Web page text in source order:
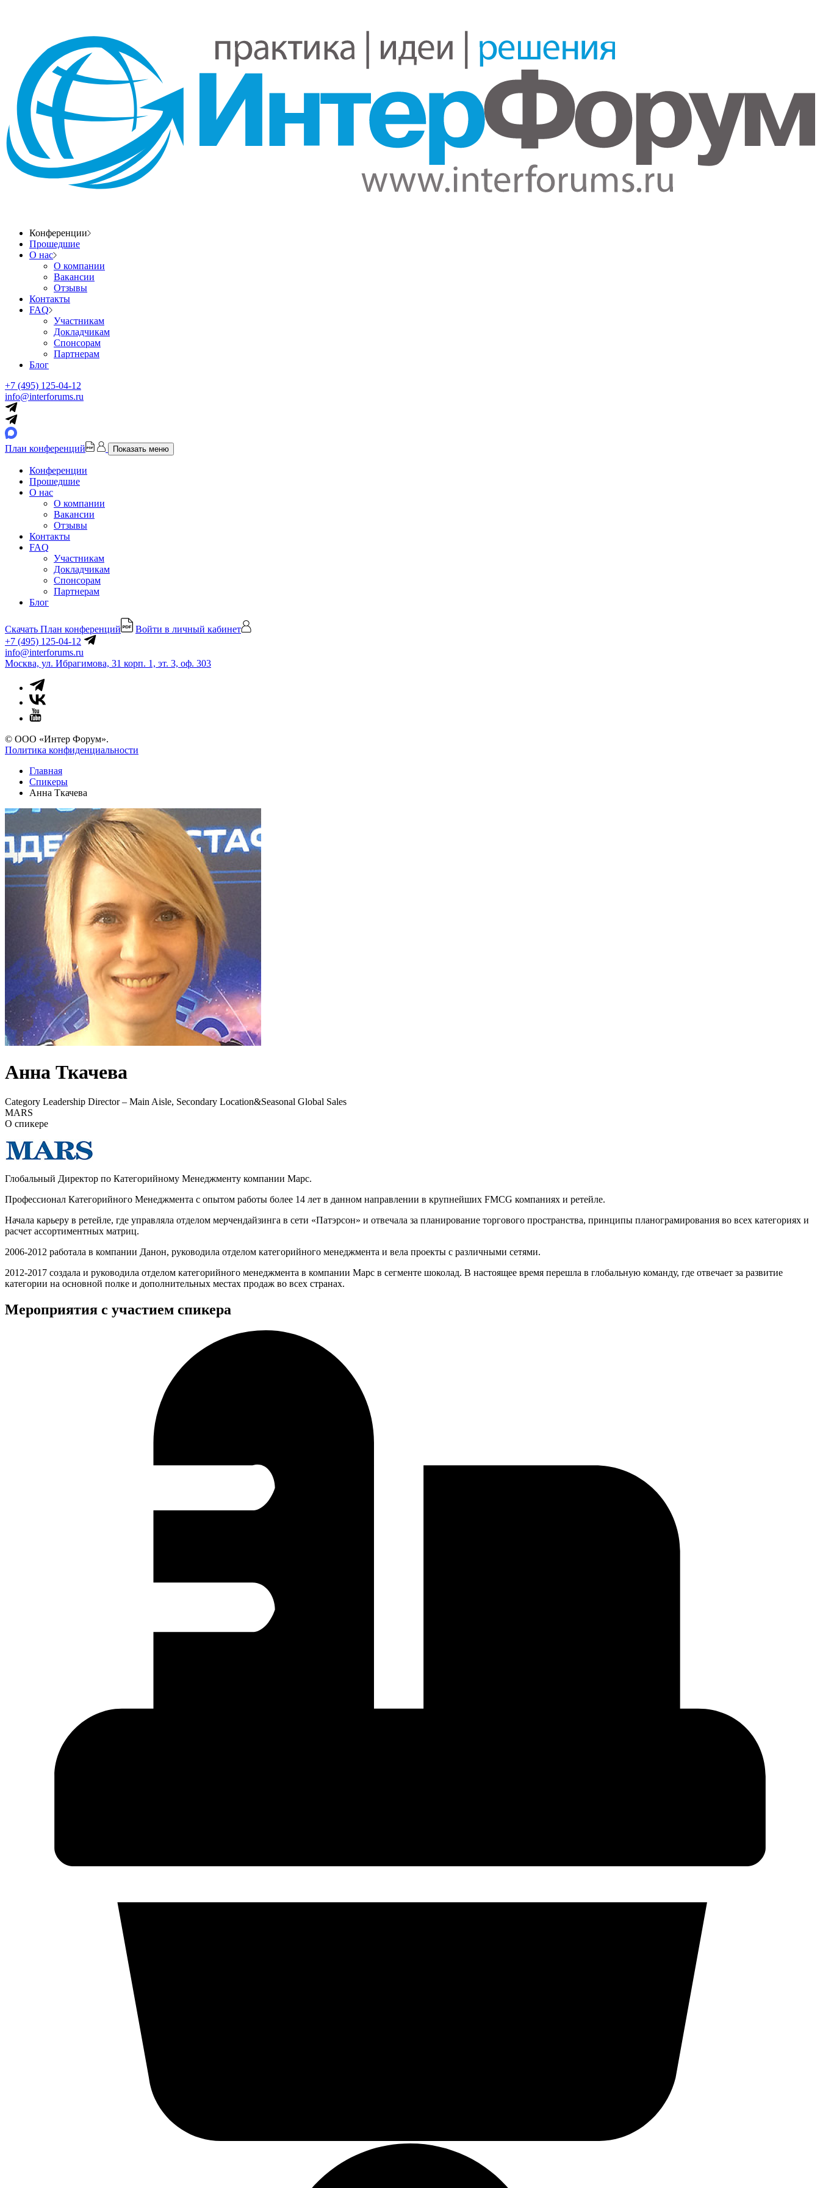
Конференции
Прошедшие
О нас
О компании
Вакансии
Отзывы
Контакты
FAQ
Участникам
Докладчикам
Спонсорам
Партнерам
Блог
+7 (495) 125-04-12
info@interforums.ru
План конференций Показать меню
Конференции
Прошедшие
О нас
О компании
Вакансии
Отзывы
Контакты
FAQ
Участникам
Докладчикам
Спонсорам
Партнерам
Блог
Скачать План конференций
Войти в личный кабинет
+7 (495) 125-04-12
info@interforums.ru
Москва, ул. Ибрагимова, 31 корп. 1, эт. 3, оф. 303
© ООО «Интер Форум».
Политика конфиденциальности
Главная
Спикеры
Анна Ткачева
Анна Ткачева
Category Leadership Director – Main Aisle, Secondary Location&Seasonal Global Sales
MARS
О спикере
Глобальный Директор по Категорийному Менеджменту компании Марс.
Профессионал Категорийного Менеджмента с опытом работы более 14 лет в данном направлении в крупнейших FMCG компаниях и ретейле.
Начала карьеру в ретейле, где управляла отделом мерчендайзинга в сети «Патэрсон» и отвечала за планирование торгового пространства, принципы планограмирования во всех категориях и
расчет ассортиментных матриц.
2006-2012 работала в компании Данон, руководила отделом категорийного менеджмента и вела проекты с различными сетями.
2012-2017 создала и руководила отделом категорийного менеджмента в компании Марс в сегменте шоколад. В настоящее время перешла в глобальную команду, где отвечает за развитие
категории на основной полке и дополнительных местах продаж во всех странах.
Мероприятия с участием спикера